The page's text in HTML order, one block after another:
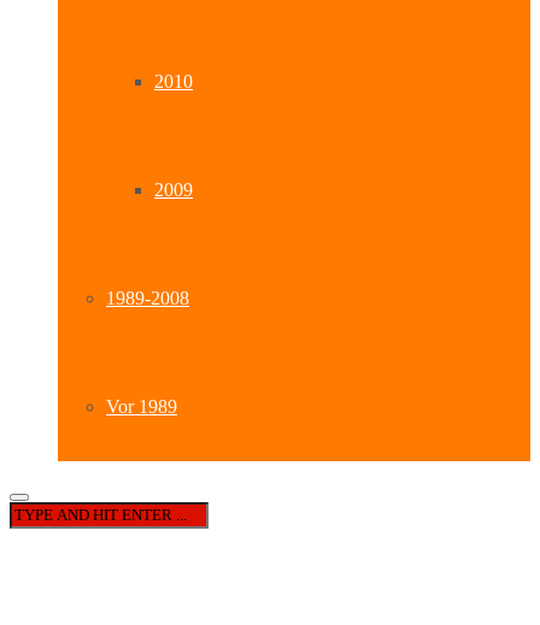
2010
2009
1989-2008
Vor 1989